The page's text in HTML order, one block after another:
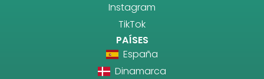
Instagram
TikTok
PAÍSES
España
Dinamarca